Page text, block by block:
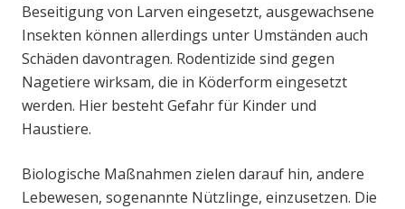
Beseitigung von Larven eingesetzt, ausgewachsene
Insekten können allerdings unter Umständen auch
Schäden davontragen. Rodentizide sind gegen
Nagetiere wirksam, die in Köderform eingesetzt
werden. Hier besteht Gefahr für Kinder und
Haustiere.
Biologische Maßnahmen zielen darauf hin, andere
Lebewesen, sogenannte Nützlinge, einzusetzen. Die